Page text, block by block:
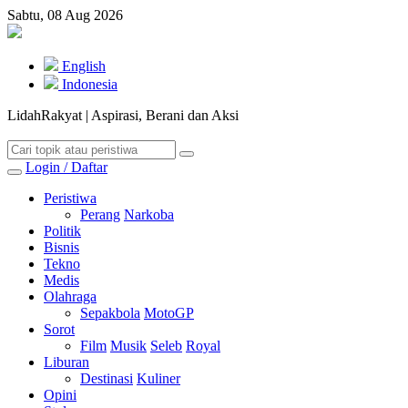
Sabtu, 08 Aug 2026
English
Indonesia
LidahRakyat | Aspirasi, Berani dan Aksi
Login / Daftar
Peristiwa
Perang Narkoba
Politik
Bisnis
Tekno
Medis
Olahraga
Sepakbola MotoGP
Sorot
Film Musik Seleb Royal
Liburan
Destinasi Kuliner
Opini